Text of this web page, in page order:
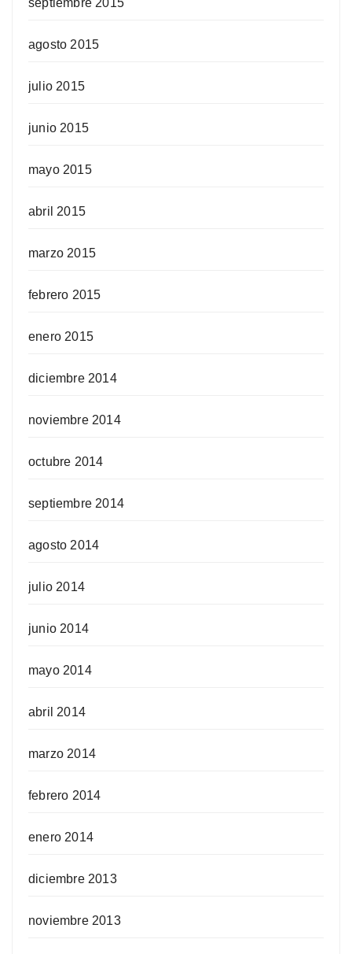
agosto 2015
julio 2015
junio 2015
mayo 2015
abril 2015
marzo 2015
febrero 2015
enero 2015
diciembre 2014
noviembre 2014
octubre 2014
septiembre 2014
agosto 2014
julio 2014
junio 2014
mayo 2014
abril 2014
marzo 2014
febrero 2014
enero 2014
diciembre 2013
noviembre 2013